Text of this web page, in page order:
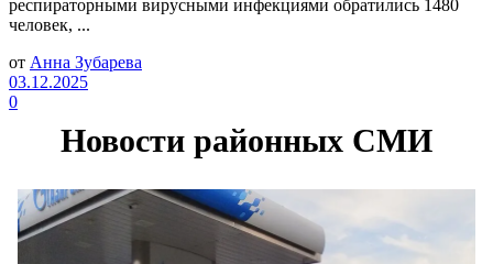
респираторными вирусными инфекциями обратились 1480
человек, ...
от Анна Зубарева
03.12.2025
0